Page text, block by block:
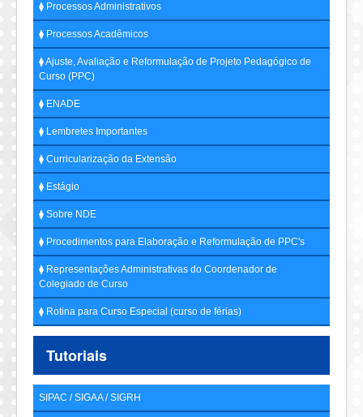
⧫ Processos Administrativos
⧫ Processos Acadêmicos
⧫ Ajuste, Avaliação e Reformulação de Projeto Pedagógico de
Curso (PPC)
⧫ ENADE
⧫ Lembretes Importantes
⧫ Curricularização da Extensão
⧫ Estágio
⧫ Sobre NDE
⧫ Procedimentos para Elaboração e Reformulação de PPC's
⧫ Representações Administrativas do Coordenador de
Colegiado de Curso
⧫ Rotina para Curso Especial (curso de férias)
Tutoriais
SIPAC / SIGAA / SIGRH